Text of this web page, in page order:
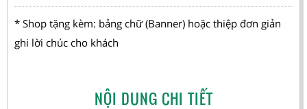
* Shop tặng kèm: bảng chữ (Banner) hoặc thiệp đơn giản
ghi lời chúc cho khách
NỘI DUNG CHI TIẾT